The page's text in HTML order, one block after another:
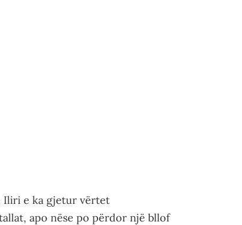
Iliri e ka gjetur vërtet
apo nëse po përdor një bllof